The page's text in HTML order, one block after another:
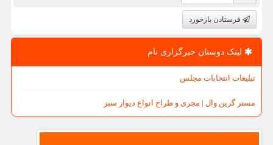
فرستادن بازخورد
لینک دوستان خبرگزاری نام
تبلیغات انتخابات مجلس
مستر گرین وال | مجری و طراح انواع دیوار سبز